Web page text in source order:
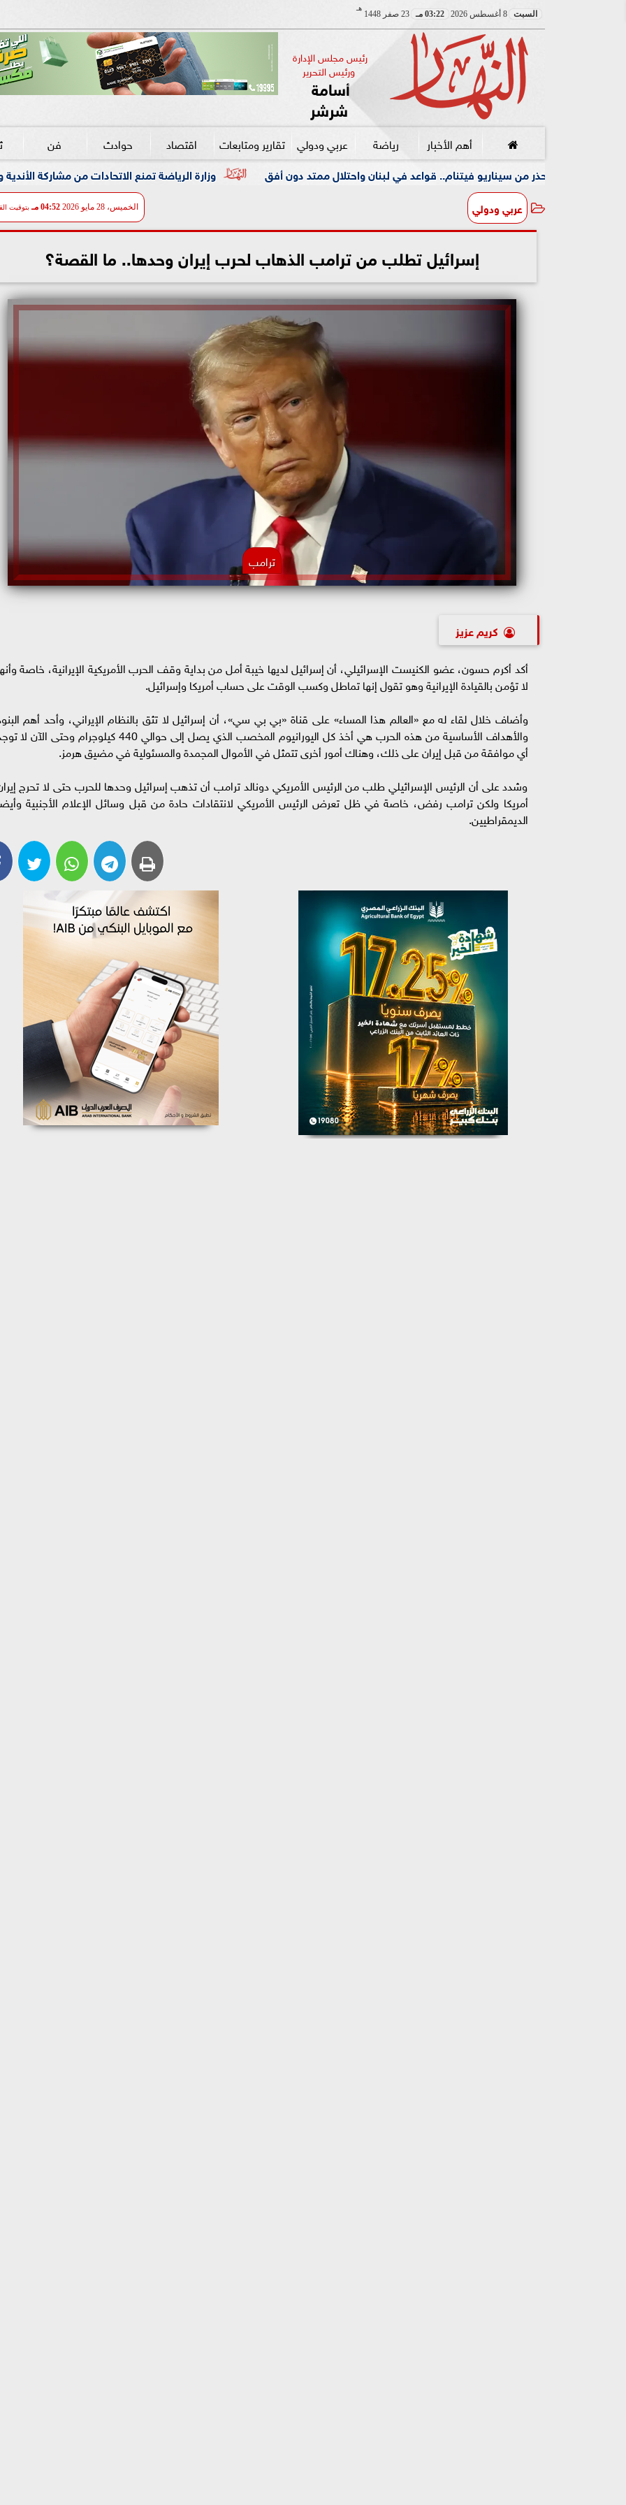
السبت 8 أغسطس 2026 03:22 مـ 23 صفر 1448
هـ
رئيس مجلس الإدارة
ورئيس التحرير
أسامة
شرشر
أهم الأخبار رياضة عربي ودولي تقارير ومتابعات اقتصاد حوادث فن
وزارة الرياضة تمنع الاتحادات من مشاركة الأندية والشركات دون سيناريو فيتنام.. قواعد في لبنان واحتلال ممتد دون أفق
عربي ودولي الخميس، 28 مايو 2026 04:52 مـ بتوقيت
إسرائيل تطلب من ترامب الذهاب لحرب إيران وحدها.. ما القصة؟
ترامب
كريم عزيز
أكد أكرم حسون، عضو الكنيست الإسرائيلي، أن إسرائيل لديها خيبة أمل من بداية وقف الحرب الأمريكية الإيرانية، خاصة
لا تؤمن بالقيادة الإيرانية وهو تقول إنها تماطل وكسب الوقت على حساب أمريكا وإسرائيل.
وأضاف خلال لقاء له مع «العالم هذا المساء» على قناة «بي بي سي»، أن إسرائيل لا تثق بالنظام الإيراني، وأحد أهم
والأهداف الأساسية من هذه الحرب هي أخذ كل اليورانيوم المخصب الذي يصل إلى حوالي 440 كيلوجرام وحتى الآن
أي موافقة من قبل إيران على ذلك، وهناك أمور أخرى تتمثل في الأموال المجمدة والمسئولية في مضيق هرمز.
وشدد على أن الرئيس الإسرائيلي طلب من الرئيس الأمريكي دونالد ترامب أن تذهب إسرائيل وحدها للحرب حتى لا تحرج
أمريكا ولكن ترامب رفض، خاصة في ظل تعرض الرئيس الأمريكي لانتقادات حادة من قبل وسائل الإعلام الأجنبية
الديمقراطيين.